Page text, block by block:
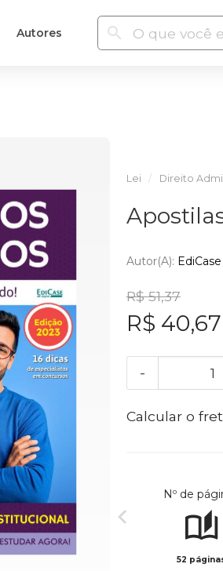
Autores
Lei Direito
Autor(a):
R$ 51,37
R$ 40,67
-
Calcular o
Nº de
52